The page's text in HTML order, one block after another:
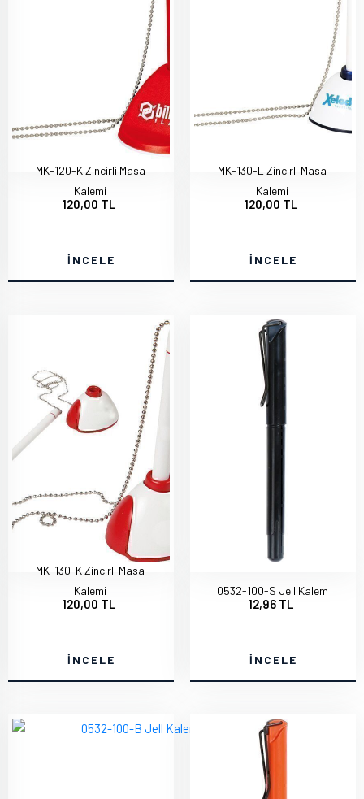
MK-120-K Zincirli Masa
Kalemi
120,00 TL
İNCELE
MK-130-L Zincirli Masa
Kalemi
120,00 TL
İNCELE
MK-130-K Zincirli Masa
Kalemi
120,00 TL
İNCELE
0532-100-S Jell Kalem
12,96 TL
İNCELE